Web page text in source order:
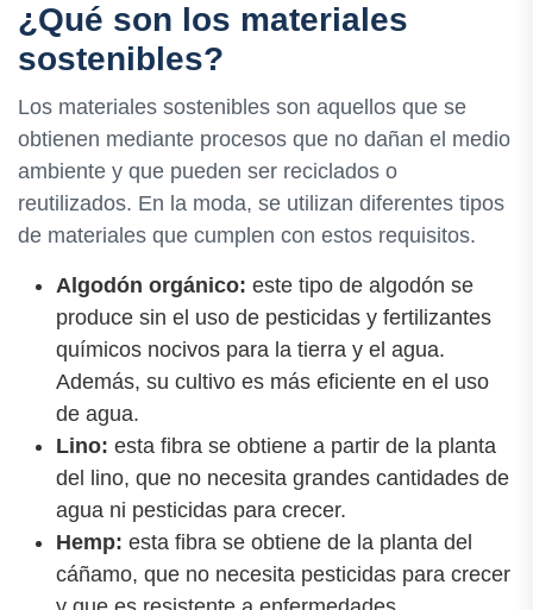
¿Qué son los materiales
sostenibles?
Los materiales sostenibles son aquellos que se
obtienen mediante procesos que no dañan el medio
ambiente y que pueden ser reciclados o
reutilizados. En la moda, se utilizan diferentes tipos
de materiales que cumplen con estos requisitos.
Algodón orgánico: este tipo de algodón se
produce sin el uso de pesticidas y fertilizantes
químicos nocivos para la tierra y el agua.
Además, su cultivo es más eficiente en el uso
de agua.
Lino: esta fibra se obtiene a partir de la planta
del lino, que no necesita grandes cantidades de
agua ni pesticidas para crecer.
Hemp: esta fibra se obtiene de la planta del
cáñamo, que no necesita pesticidas para crecer